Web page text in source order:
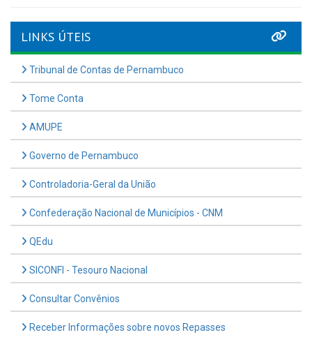
LINKS ÚTEIS
Tribunal de Contas de Pernambuco
Tome Conta
AMUPE
Governo de Pernambuco
Controladoria-Geral da União
Confederação Nacional de Municípios - CNM
QEdu
SICONFI - Tesouro Nacional
Consultar Convênios
Receber Informações sobre novos Repasses